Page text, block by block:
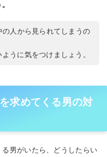
人から見られてしまうの
うに気をつけましょう。
求めてくる男の対
男がいたら、どうしたらい